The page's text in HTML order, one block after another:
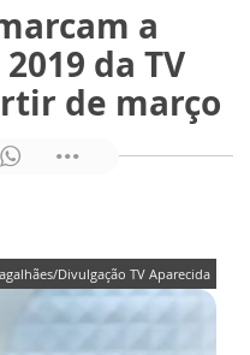
a
da TV
de março
Divulgação TV Aparecida